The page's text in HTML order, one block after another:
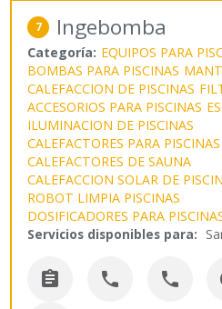
7 Ingebomba
Categoría: EQUIPOS PARA
BOMBAS PARA PISCINAS
CALEFACCION DE PISCINAS
ACCESORIOS PARA PISCINAS
ILUMINACION DE PISCINAS
CALEFACTORES PARA PISCINAS
CALEFACTORES DE SAUNA
CALEFACCION SOLAR DE
ROBOT LIMPIA PISCINAS
DOSIFICADORES PARA
Servicios disponibles para:
  